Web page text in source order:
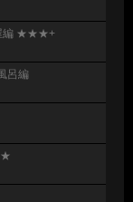
屋編 ★★★+
呂編